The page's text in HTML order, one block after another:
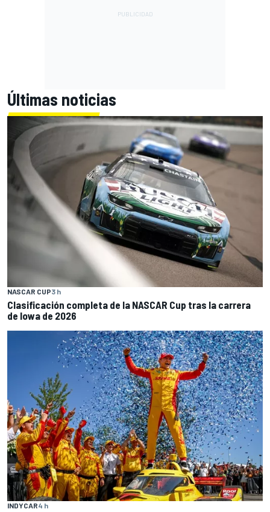
Últimas noticias
NASCAR CUP3 h
Clasificación completa de la NASCAR Cup tras la carrera
de Iowa de 2026
INDYCAR4 h